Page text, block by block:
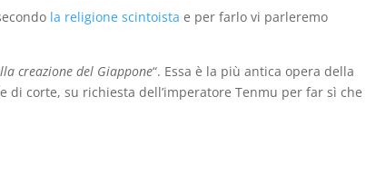
la religione scintoista e per farlo vi parleremo
creazione del Giappone“. Essa è la più antica opera della
corte, su richiesta dell’imperatore Tenmu per far sì che